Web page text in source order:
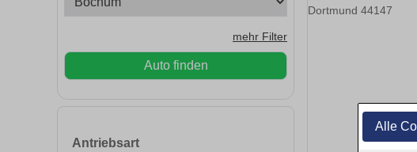
Alle
mehr Filter
Auto finden
Antriebsart